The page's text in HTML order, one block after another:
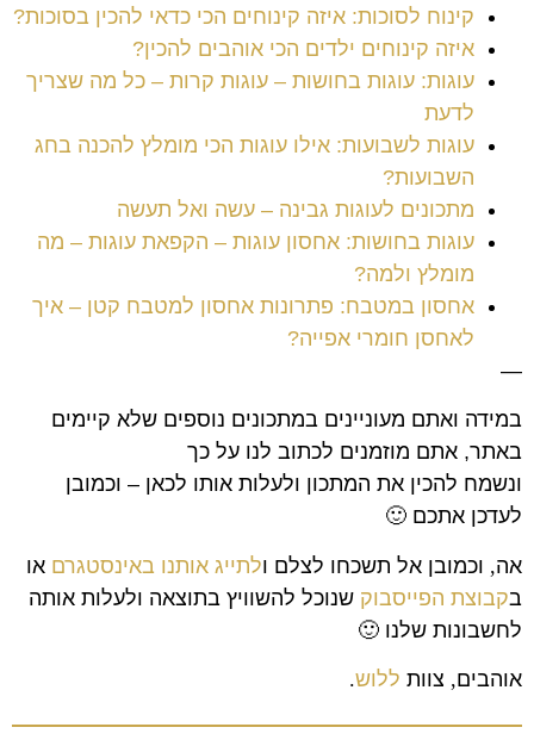
קינוח לסוכות: איזה קינוחים הכי כדאי להכין בסוכות?
איזה קינוחים ילדים הכי אוהבים להכין?
עוגות: עוגות בחושות – עוגות קרות – כל מה שצריך
לדעת
עוגות לשבועות: אילו עוגות הכי מומלץ להכנה בחג
השבועות?
מתכונים לעוגות גבינה – עשה ואל תעשה
עוגות בחושות: אחסון עוגות – הקפאת עוגות – מה
מומלץ ולמה?
אחסון במטבח: פתרונות אחסון למטבח קטן – איך
לאחסן חומרי אפייה?
—
במידה ואתם מעוניינים במתכונים נוספים שלא קיימים
באתר, אתם מוזמנים לכתוב לנו על כך
ונשמח להכין את המתכון ולעלות אותו לכאן – וכמובן
לעדכן אתכם 🙂
אה, וכמובן אל תשכחו לצלם ולתייג אותנו באינסטגרם או
בקבוצת הפייסבוק שנוכל להשוויץ בתוצאה ולעלות אותה
לחשבונות שלנו 🙂
אוהבים, צוות ללוש.